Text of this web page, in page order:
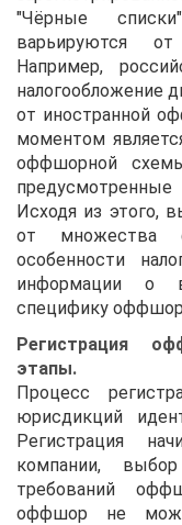
"Чёрные
варьируются
Например,
налогообложение
от иностранной
моментом
оффшорной
Исходя из этого,
от множества
особенности
информации о
специфику
Регистрация
этапы.
Процесс
юрисдикций
Регистрация
компании,
требований
оффшор не